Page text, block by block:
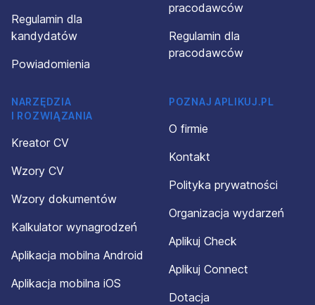
Regulamin dla
kandydatów
Powiadomienia
pracodawców
Regulamin dla
pracodawców
NARZĘDZIA
I ROZWIĄZANIA
Kreator CV
Wzory CV
Wzory dokumentów
Kalkulator wynagrodzeń
Aplikacja mobilna Android
Aplikacja mobilna iOS
POZNAJ APLIKUJ.PL
O firmie
Kontakt
Polityka prywatności
Organizacja wydarzeń
Aplikuj Check
Aplikuj Connect
Dotacja